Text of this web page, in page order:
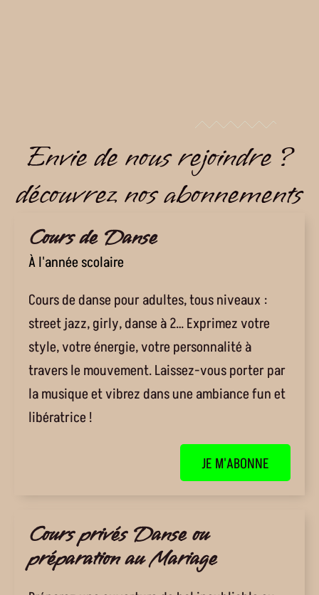
Envie de nous rejoindre ?
découvrez nos abonnements
Cours de Danse
À l'année scolaire
Cours de danse pour adultes, tous niveaux :
street jazz, girly, danse à 2… Exprimez votre
style, votre énergie, votre personnalité à
travers le mouvement. Laissez-vous porter par
la musique et vibrez dans une ambiance fun et
libératrice !
JE M'ABONNE
Cours privés Danse ou
préparation au Mariage